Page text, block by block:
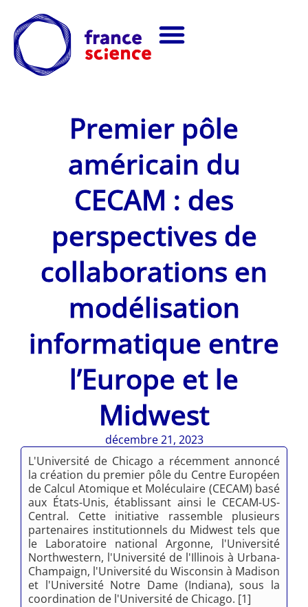
Premier pôle
américain du
CECAM : des
perspectives de
collaborations en
modélisation
informatique entre
l’Europe et le
Midwest
décembre 21, 2023
L'Université de Chicago a récemment annoncé
la création du premier pôle du Centre Européen
de Calcul Atomique et Moléculaire (CECAM) basé
aux États-Unis, établissant ainsi le CECAM-US-
Central. Cette initiative rassemble plusieurs
partenaires institutionnels du Midwest tels que
le Laboratoire national Argonne, l'Université
Northwestern, l'Université de l'Illinois à Urbana-
Champaign, l'Université du Wisconsin à Madison
et l'Université Notre Dame (Indiana), sous la
coordination de l'Université de Chicago. [1]